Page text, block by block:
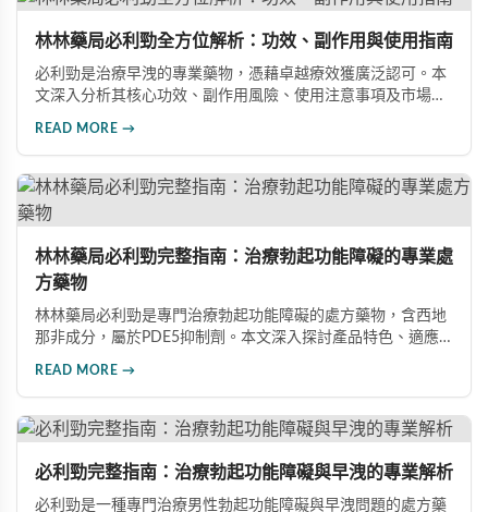
林林藥局必利勁全方位解析：功效、副作用與使用指南
必利勁是治療早洩的專業藥物，憑藉卓越療效獲廣泛認可。本
文深入分析其核心功效、副作用風險、使用注意事項及市場發
READ MORE →
林林藥局必利勁完整指南：治療勃起功能障礙的專業處
方藥物
林林藥局必利勁是專門治療勃起功能障礙的處方藥物，含西地
那非成分，屬於PDE5抑制劑。本文深入探討產品特色、適應
READ MORE →
必利勁完整指南：治療勃起功能障礙與早洩的專業解析
必利勁是一種專門治療男性勃起功能障礙與早洩問題的處方藥